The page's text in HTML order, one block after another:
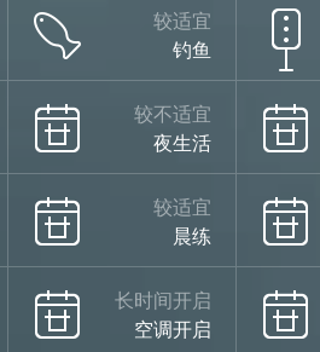
较适宜
钓鱼
较不适宜
夜生活
较适宜
晨练
长时间开启
空调开启